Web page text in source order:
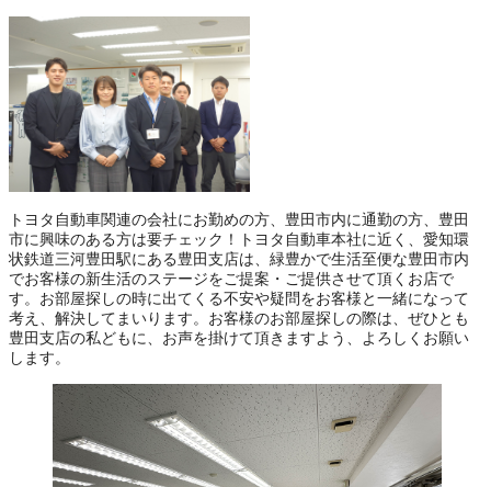
トヨタ自動車関連の会社にお勤めの方、豊田市内に通勤の方、豊田
市に興味のある方は要チェック！トヨタ自動車本社に近く、愛知環
状鉄道三河豊田駅にある豊田支店は、緑豊かで生活至便な豊田市内
でお客様の新生活のステージをご提案・ご提供させて頂くお店で
す。お部屋探しの時に出てくる不安や疑問をお客様と一緒になって
考え、解決してまいります。お客様のお部屋探しの際は、ぜひとも
豊田支店の私どもに、お声を掛けて頂きますよう、よろしくお願い
します。